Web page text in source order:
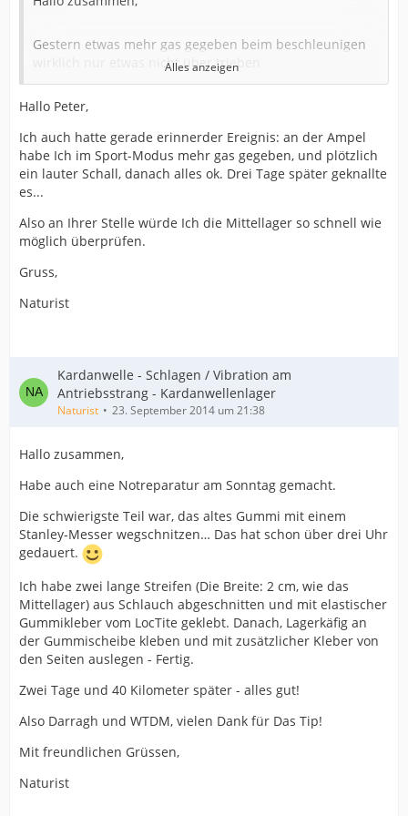
Gestern etwas mehr gas gegeben beim beschleunigen
wirklich nur etwas nicht über trieben
plötzliches schlagen im Bereich der Mittelarmlehne
beschleunigen alles ok
ist es die Kardanwelle und wenn ja was kostet mich der
habe den dicken noch keine zwei Monate fällt das unter
Garantie?
Alles anzeigen
Hallo Peter,
Ich auch hatte gerade erinnerder Ereignis: an der Ampel
habe Ich im Sport-Modus mehr gas gegeben, und plötzlich
ein lauter Schall, danach alles ok. Drei Tage später geknallte
es...
Also an Ihrer Stelle würde Ich die Mittellager so schnell wie
möglich überprüfen.
Gruss,
Naturist
Kardanwelle - Schlagen / Vibration am
Antriebsstrang - Kardanwellenlager
Naturist 23. September 2014 um 21:38
Hallo zusammen,
Habe auch eine Notreparatur am Sonntag gemacht.
Die schwierigste Teil war, das altes Gummi mit einem
Stanley-Messer wegschnitzen… Das hat schon über drei Uhr
gedauert.
Ich habe zwei lange Streifen (Die Breite: 2 cm, wie das
Mittellager) aus Schlauch abgeschnitten und mit elastischer
Gummikleber vom LocTite geklebt. Danach, Lagerkäfig an
der Gummischeibe kleben und mit zusätzlicher Kleber von
den Seiten auslegen - Fertig.
Zwei Tage und 40 Kilometer später - alles gut!
Also Darragh und WTDM, vielen Dank für Das Tip!
Mit freundlichen Grüssen,
Naturist